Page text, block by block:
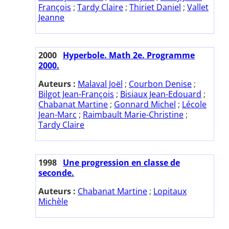
François ; Tardy Claire ; Thiriet Daniel ; Vallet
Jeanne
2000 Hyperbole. Math 2e. Programme
2000.
Auteurs : Malaval Joël ; Courbon Denise ;
Bilgot Jean-François ; Bisiaux Jean-Edouard ;
Chabanat Martine ; Gonnard Michel ; Lécole
Jean-Marc ; Raimbault Marie-Christine ;
Tardy Claire
1998 Une progression en classe de
seconde.
Auteurs : Chabanat Martine ; Lopitaux
Michèle